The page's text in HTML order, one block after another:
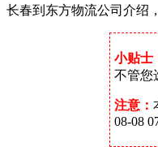
长春到东方物流公司介绍
小贴士
不管您
注意：
08-08